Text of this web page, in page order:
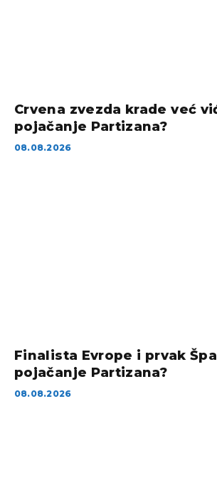
Crvena zvezda krade već
pojačanje Partizana?
08.08.2026
Finalista Evrope i prvak
pojačanje Partizana?
08.08.2026